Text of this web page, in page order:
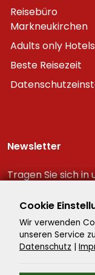
Reisebüro
Markneukirchen
Adults only Hotels
Beste Reisezeit
Newsletter
Tragen Sie sich
Cookie
Wir verwenden
unseren Service
Datenschutz |